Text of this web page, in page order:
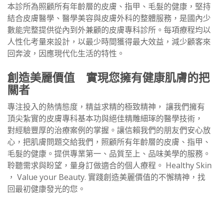
本診所為照顧所有年齡層的皮膚、指甲、毛髮的健康，堅持
結合皮膚醫學、醫學美容與皮膚外科的整體服務，是國內少
數能完整提供從內到外兼顧的皮膚專科診所。每項療程均以
人性化考量來設計，以最少時間獲得最大效益，減少顧客來
回奔波，因應現代化生活的特性。
創造美麗價值 實現您擁有健康肌膚的把
關者
專注投入的熱情態度，精益求精的極致精神， 讓我們擁有
頂尖紮實的皮膚專科基本功與絕佳精雕細琢的醫學技術，
對經驗豐厚的治療案例的掌握。讓信賴我們的朋友們安心放
心，把肌膚問題交給我們，照顧所有年齡層的皮膚、指甲、
毛髮的健康。提供專業第一、品質至上、品味美學的服務。
聆聽需求與盼望，量身訂做適合的個人療程。 Healthy Skin
， Value your Beauty. 實踐創造美麗價值的不懈精神，找
回最初健康發光的您。